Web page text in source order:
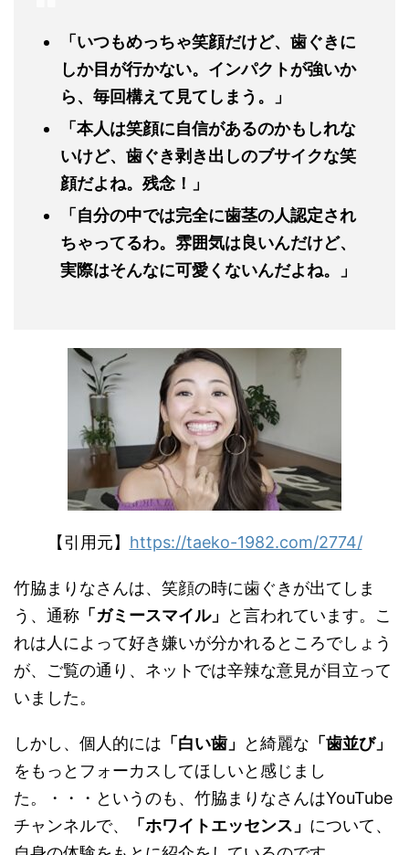
「いつもめっちゃ笑顔だけど、歯ぐきに
しか目が行かない。インパクトが強いか
ら、毎回構えて見てしまう。」
「本人は笑顔に自信があるのかもしれな
いけど、歯ぐき剥き出しのブサイクな笑
顔だよね。残念！」
「自分の中では完全に歯茎の人認定され
ちゃってるわ。雰囲気は良いんだけど、
実際はそんなに可愛くないんだよね。」
【引用元】 https://taeko-1982.com/2774/
竹脇まりなさんは、笑顔の時に歯ぐきが出てしま
う、通称 「ガミースマイル」
と言われています。こ
れは人によって好き嫌いが分かれるところでしょう
が、ご覧の通り、ネットでは辛辣な意見が目立って
いました。
しかし、個人的には 「白い歯」 と綺麗な 「歯並び」
をもっとフォーカスしてほしいと感じまし
た。・・・というのも、竹脇まりなさんはYouTube
チャンネルで、
「ホワイトエッセンス」 について、